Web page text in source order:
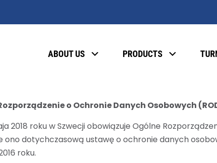
ABOUT US PRODUCTS
o Ochronie Danych Osobowych
2018 roku w Szwecji obowiązuje Ogólne
ono dotychczasową ustawę o ochronie danych
roku.